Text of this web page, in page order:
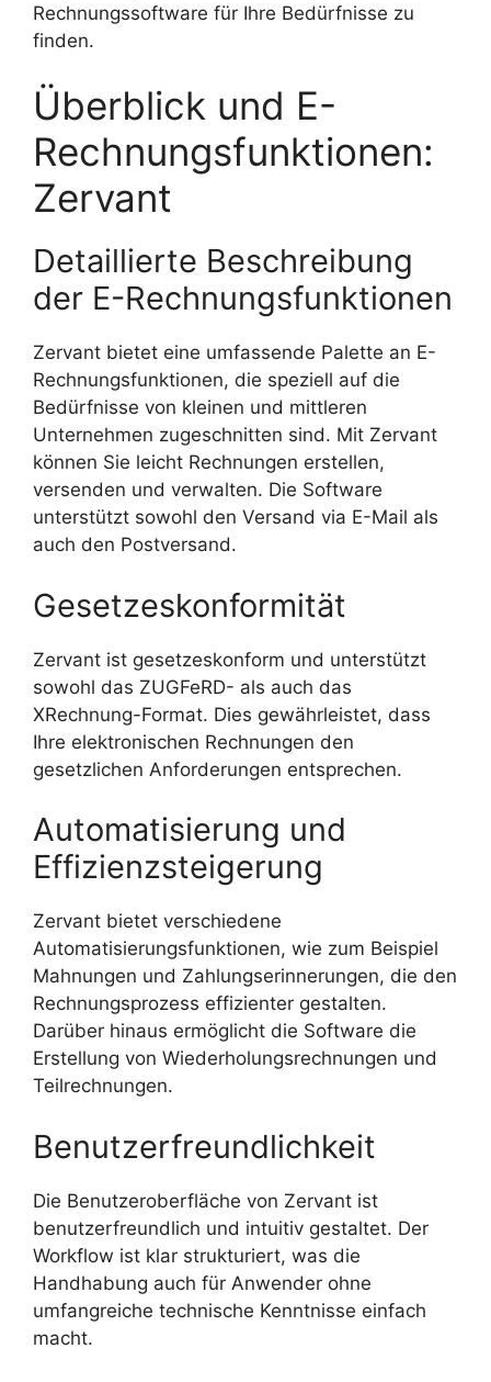
Rechnungssoftware für Ihre Bedürfnisse zu
finden.
Überblick und E-
Rechnungsfunktionen:
Zervant
Detaillierte Beschreibung
der E-Rechnungsfunktionen
Zervant bietet eine umfassende Palette an E-
Rechnungsfunktionen, die speziell auf die
Bedürfnisse von kleinen und mittleren
Unternehmen zugeschnitten sind. Mit Zervant
können Sie leicht Rechnungen erstellen,
versenden und verwalten. Die Software
unterstützt sowohl den Versand via E-Mail als
auch den Postversand.
Gesetzeskonformität
Zervant ist gesetzeskonform und unterstützt
sowohl das ZUGFeRD- als auch das
XRechnung-Format. Dies gewährleistet, dass
Ihre elektronischen Rechnungen den
gesetzlichen Anforderungen entsprechen.
Automatisierung und
Effizienzsteigerung
Zervant bietet verschiedene
Automatisierungsfunktionen, wie zum Beispiel
Mahnungen und Zahlungserinnerungen, die den
Rechnungsprozess effizienter gestalten.
Darüber hinaus ermöglicht die Software die
Erstellung von Wiederholungsrechnungen und
Teilrechnungen.
Benutzerfreundlichkeit
Die Benutzeroberfläche von Zervant ist
benutzerfreundlich und intuitiv gestaltet. Der
Workflow ist klar strukturiert, was die
Handhabung auch für Anwender ohne
umfangreiche technische Kenntnisse einfach
macht.